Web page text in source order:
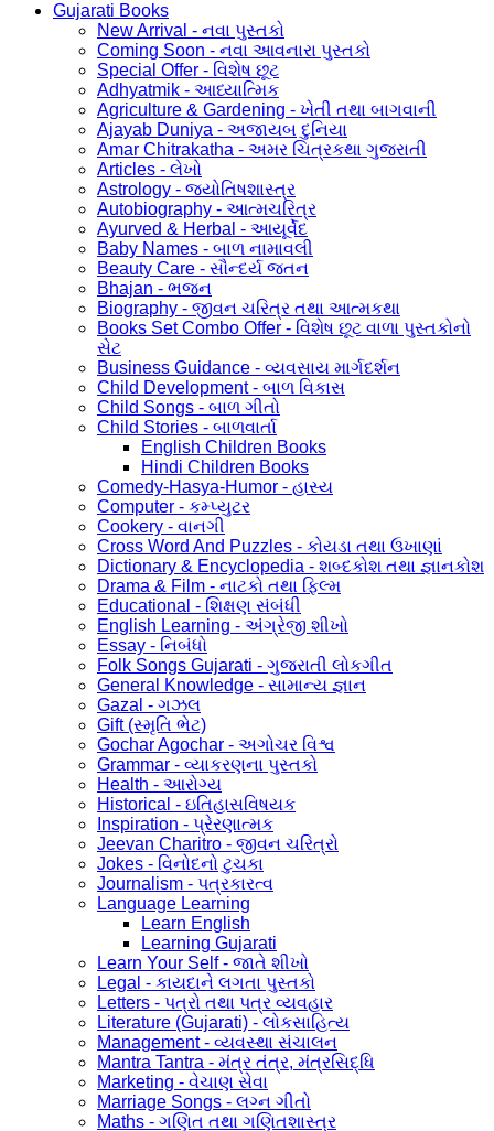
Gujarati Books
New Arrival - નવા પુસ્તકો
Coming Soon - નવા આવનારા પુસ્તકો
Special Offer - વિશેષ છૂટ
Adhyatmik - આધ્યાત્મિક
Agriculture & Gardening - ખેતી તથા બાગવાની
Ajayab Duniya - અજાયબ દુનિયા
Amar Chitrakatha - અમર ચિત્રકથા ગુજરાતી
Articles - લેખો
Astrology - જ્યોતિષશાસ્ત્ર
Autobiography - આત્મચરિત્ર
Ayurved & Herbal - આયૂર્વેદ
Baby Names - બાળ નામાવલી
Beauty Care - સૌન્દર્ય જતન
Bhajan - ભજન
Biography - જીવન ચરિત્ર તથા આત્મકથા
Books Set Combo Offer - વિશેષ છૂટ વાળા પુસ્તકોનો
સેટ
Business Guidance - વ્યવસાય માર્ગદર્શન
Child Development - બાળ વિકાસ
Child Songs - બાળ ગીતો
Child Stories - બાળવાર્તા
English Children Books
Hindi Children Books
Comedy-Hasya-Humor - હાસ્ય
Computer - કમ્પ્યુટર
Cookery - વાનગી
Cross Word And Puzzles - કોયડા તથા ઉખાણાં
Dictionary & Encyclopedia - શબ્દકોશ તથા જ્ઞાનકોશ
Drama & Film - નાટકો તથા ફિલ્મ
Educational - શિક્ષણ સંબંધી
English Learning - અંગ્રેજી શીખો
Essay - નિબંધો
Folk Songs Gujarati - ગુજરાતી લોકગીત
General Knowledge - સામાન્ય જ્ઞાન
Gazal - ગઝલ
Gift (સ્મૃતિ ભેટ)
Gochar Agochar - અગોચર વિશ્વ
Grammar - વ્યાકરણના પુસ્તકો
Health - આરોગ્ય
Historical - ઇતિહાસવિષયક
Inspiration - પ્રેરણાત્મક
Jeevan Charitro - જીવન ચરિત્રો
Jokes - વિનોદનો ટુચકા
Journalism - પત્રકારત્વ
Language Learning
Learn English
Learning Gujarati
Learn Your Self - જાતે શીખો
Legal - કાયદાને લગતા પુસ્તકો
Letters - પત્રો તથા પત્ર વ્યવહાર
Literature (Gujarati) - લોકસાહિત્ય
Management - વ્યવસ્થા સંચાલન
Mantra Tantra - મંત્ર તંત્ર, મંત્રસિદ્ધિ
Marketing - વેચાણ સેવા
Marriage Songs - લગ્ન ગીતો
Maths - ગણિત તથા ગણિતશાસ્ત્ર